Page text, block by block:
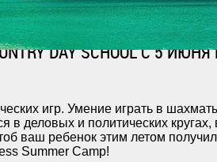
DAY SCHOOL C 5 ИЮНЯ
игр. Умение играть в
в деловых и политических
ваш ребенок этим летом
Summer Camp!